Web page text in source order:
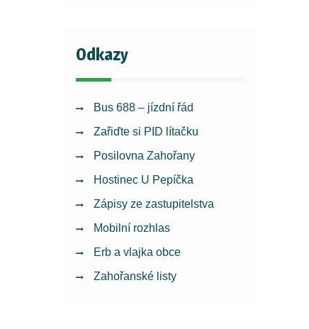
Odkazy
Bus 688 – jízdní řád
Zařiďte si PID lítačku
Posilovna Zahořany
Hostinec U Pepíčka
Zápisy ze zastupitelstva
Mobilní rozhlas
Erb a vlajka obce
Zahořanské listy